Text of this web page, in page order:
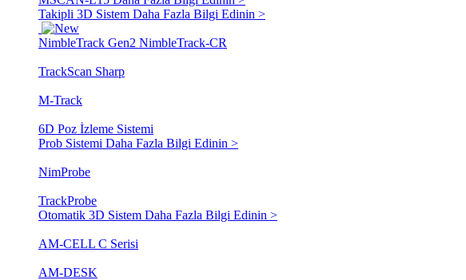
Takipli 3D Sistem Daha Fazla Bilgi Edinin >
NimbleTrack Gen2 NimbleTrack-CR
TrackScan Sharp
M-Track
6D Poz İzleme Sistemi
Prob Sistemi Daha Fazla Bilgi Edinin >
NimProbe
TrackProbe
Otomatik 3D Sistem Daha Fazla Bilgi Edinin >
AM-CELL C Serisi
AM-DESK